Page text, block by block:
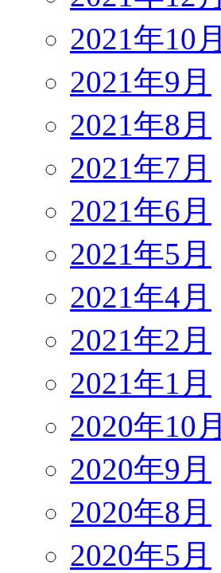
2021年10月
2021年9月
2021年8月
2021年7月
2021年6月
2021年5月
2021年4月
2021年2月
2021年1月
2020年10月
2020年9月
2020年8月
2020年5月